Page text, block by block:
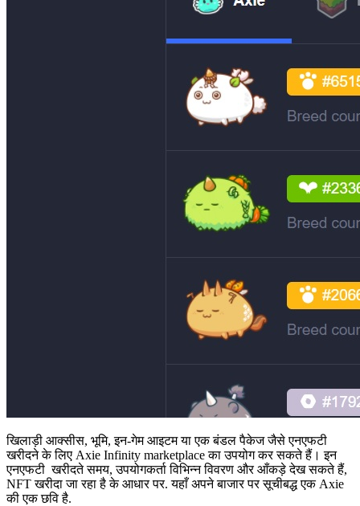
खिलाड़ी आक्सीस, भूमि, इन-गेम आइटम या एक बंडल पैकेज जैसे एनएफटी
खरीदने के लिए Axie Infinity marketplace का उपयोग कर सकते हैं। इन
एनएफटी खरीदते समय, उपयोगकर्ता विभिन्न विवरण और आँकड़े देख सकते हैं,
NFT खरीदा जा रहा है के आधार पर. यहाँ अपने बाजार पर सूचीबद्ध एक Axie
की एक छवि है.